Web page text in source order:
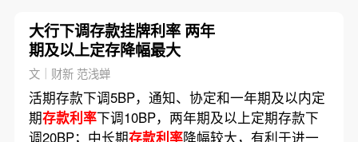
大行下调存款挂牌利率 两年
期及以上定存降幅最大
文｜财新 范浅蝉
活期存款下调5BP，通知、协定和一年期及以内定
期存款利率下调10BP，两年期及以上定期存款下
调20BP；中长期存款利率降幅较大，有利于进一